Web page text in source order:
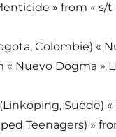
» from « s/t
Colombie) «
« Nuevo Dogma »
(Linköping, Suède)
Teenagers) »